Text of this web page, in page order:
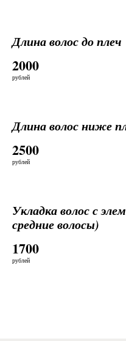
Длина волос до плеч
2000
рублей
Длина волос ниже
2500
рублей
Укладка волос с
средние волосы)
1700
рублей